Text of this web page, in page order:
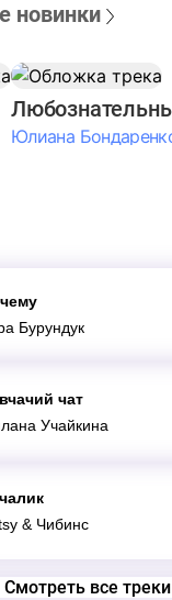
новинки
Бурундук
чат
Учайкина
& Чибинс
Смотреть все треки